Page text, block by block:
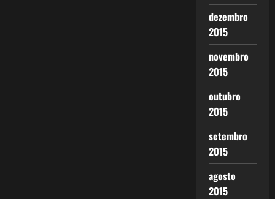
dezembro
2015
novembro
2015
outubro
2015
setembro
2015
agosto
2015